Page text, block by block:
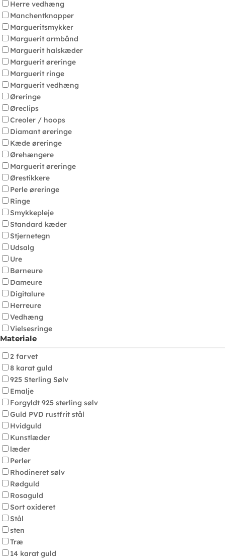
Herre vedhæng
Manchentknapper
Margueritsmykker
Marguerit armbånd
Marguerit halskæder
Marguerit øreringe
Marguerit ringe
Marguerit vedhæng
Øreringe
Øreclips
Creoler / hoops
Diamant øreringe
Kæde øreringe
Ørehængere
Marguerit øreringe
Ørestikkere
Perle øreringe
Ringe
Smykkepleje
Standard kæder
Stjernetegn
Udsalg
Ure
Børneure
Dameure
Digitalure
Herreure
Vedhæng
Vielsesringe
Materiale
2 farvet
8 karat guld
925 Sterling Sølv
Emalje
Forgyldt 925 sterling sølv
Guld PVD rustfrit stål
Hvidguld
Kunstlæder
læder
Perler
Rhodineret sølv
Rødguld
Rosaguld
Sort oxideret
Stål
sten
Træ
14 karat guld